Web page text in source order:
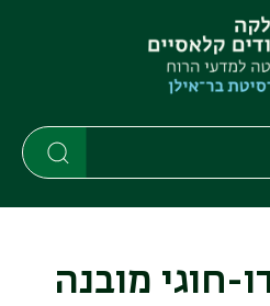
דילוג
לתוכן
העיקרי
דילוג
לתפריט
ניווט
ראשי
חוגי מובנה